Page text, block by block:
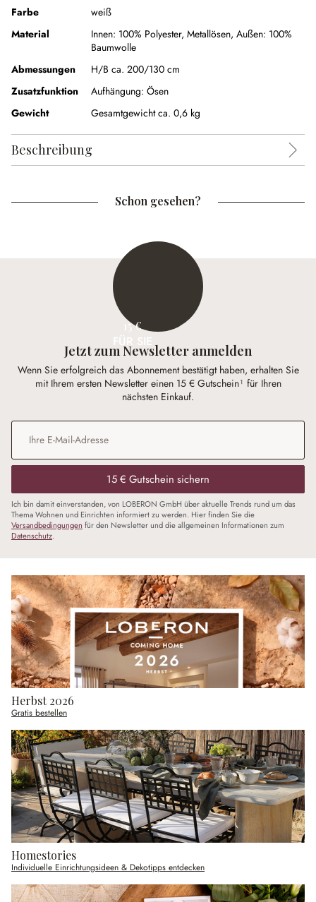
Farbe
weiß
Material
Innen: 100% Polyester, Metallösen, Außen: 100%
Baumwolle
Abmessungen
H/B ca. 200/130 cm
Zusatzfunktion
Aufhängung: Ösen
Gewicht
Gesamtgewicht ca. 0,6 kg
Beschreibung
Schon gesehen?
15 €
Jetzt zum Newsletter anmelden
Wenn Sie erfolgreich das Abonnement bestätigt haben, erhalten Sie
mit Ihrem ersten Newsletter einen 15 € Gutschein¹ für Ihren
nächsten Einkauf.
E-Mail-Adresse
15 € Gutschein sichern
Ich bin damit einverstanden, von LOBERON GmbH über aktuelle Trends rund um das
Thema Wohnen und Einrichten informiert zu werden. Hier finden Sie die
Versandbedingungen für den Newsletter und die allgemeinen Informationen zum
Datenschutz.
Herbst 2026
Gratis bestellen
Homestories
Individuelle Einrichtungsideen & Dekotipps entdecken